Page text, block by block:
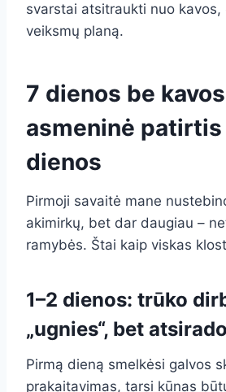
svarstai atsitraukti nuo kavos,
veiksmų planą.
7 dienos be
asmeninė patirtis
dienos
Pirmoji savaitė mane
akimirkų, bet dar daugiau –
ramybės. Štai kaip viskas
1–2 dienos: trūko
„ugnies“, bet
Pirmą dieną smelkėsi galvos
prakaitavimas, tarsi kūnas